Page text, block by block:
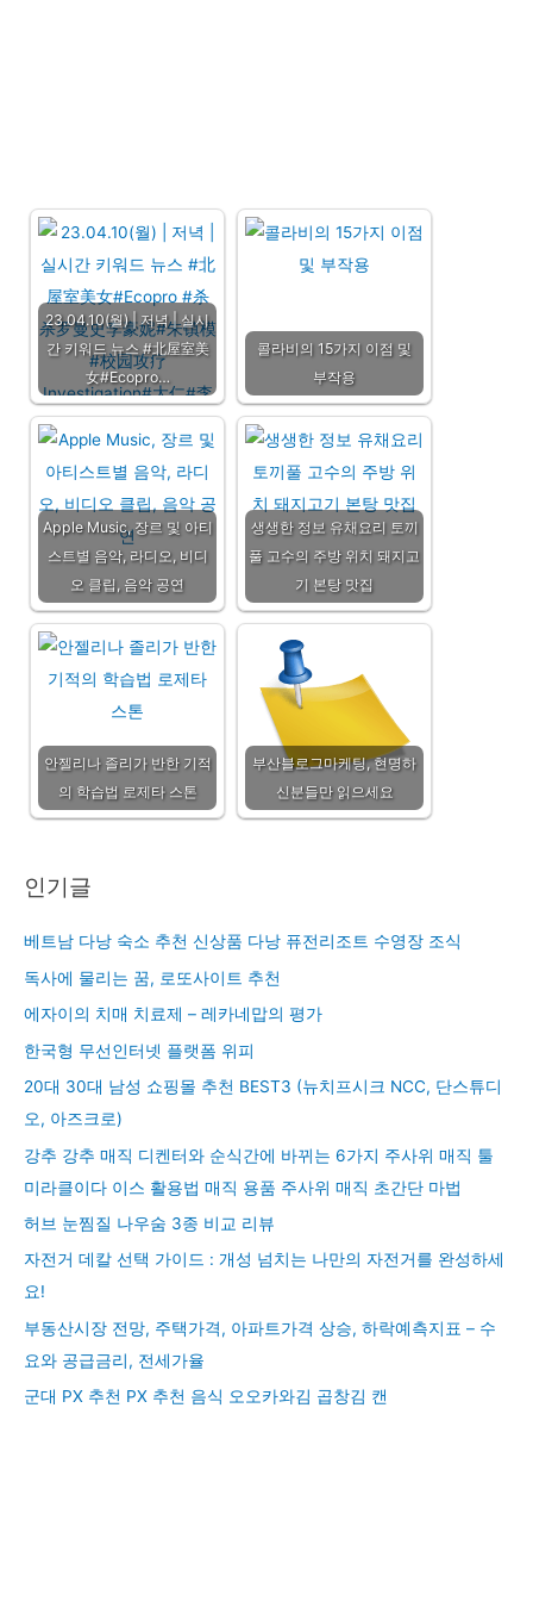
23.04.10(월) | 저녁 | 실시
간 키워드 뉴스 #北屋室美
女#Ecopro…
콜라비의 15가지 이점 및
부작용
Apple Music, 장르 및 아티
스트별 음악, 라디오, 비디
오 클립, 음악 공연
생생한 정보 유채요리 토끼
풀 고수의 주방 위치 돼지고
기 본탕 맛집
안젤리나 졸리가 반한 기적
의 학습법 로제타 스톤
부산블로그마케팅, 현명하
신분들만 읽으세요
인기글
베트남 다낭 숙소 추천 신상품 다낭 퓨전리조트 수영장 조식
독사에 물리는 꿈, 로또사이트 추천
에자이의 치매 치료제 – 레카네맙의 평가
한국형 무선인터넷 플랫폼 위피
20대 30대 남성 쇼핑몰 추천 BEST3 (뉴치프시크 NCC, 단스튜디
오, 아즈크로)
강추 강추 매직 디켄터와 순식간에 바뀌는 6가지 주사위 매직 툴
미라클이다 이스 활용법 매직 용품 주사위 매직 초간단 마법
허브 눈찜질 나우숨 3종 비교 리뷰
자전거 데칼 선택 가이드 : 개성 넘치는 나만의 자전거를 완성하세
요!
부동산시장 전망, 주택가격, 아파트가격 상승, 하락예측지표 – 수
요와 공급금리, 전세가율
군대 PX 추천 PX 추천 음식 오오카와김 곱창김 캔